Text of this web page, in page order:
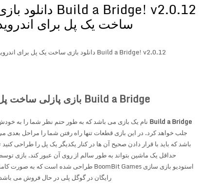
Build a Bridge! v2.0.12 دانلود بازی
ساخت یک پل برای اندروید
Build a Bridge! v2.0.12 دانلود بازی ساخت یک پل برای اندروید
Build a Bridge بازی پازلی ساخت پل
Build a Bridgeنام یک بازی می باشد که به طور حتم نظر شما را به خودش
جلب خواهد کرد. در این بازی قطعات تنها راه رفتن شما را مراحل بعدی می
باشد که باید با قرار دادن صحیح آن ها در کنار یکدیگر یک پل را طراحی کنید تا
حداقل یک ماشین بتواند به طور سالم از روی آن عبور کند. بازی توسط
استودیو بازی سازی BoomBit Games طراحی شده است که به صورت کاملا
رایگان در گوگل پلی در حال فروش می باشد.